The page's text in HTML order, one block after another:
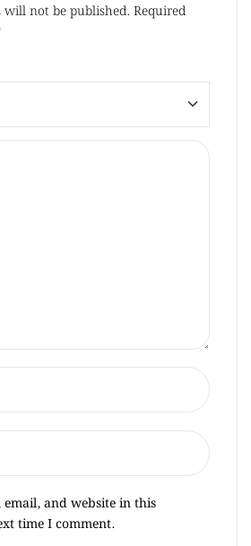
will not be published. Required
email, and website in this
time I comment.